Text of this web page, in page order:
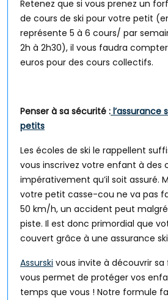
Retenez que si vous prenez un
de cours de ski pour votre petit
représente 5 à 6 cours/ par
2h à 2h30), il vous faudra
euros pour des cours collectifs.
Penser à sa sécurité : l’assurance
petits
Les écoles de ski le rappellent
vous inscrivez votre enfant à des
impérativement qu’il soit assuré.
votre petit casse-cou ne va pas
50 km/h, un accident peut
piste. Il est donc primordial que
couvert grâce à une assurance
Assurski vous invite à découvrir
vous permet de protéger vos
temps que vous ! Notre formule